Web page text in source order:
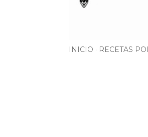
INICIO RECETAS